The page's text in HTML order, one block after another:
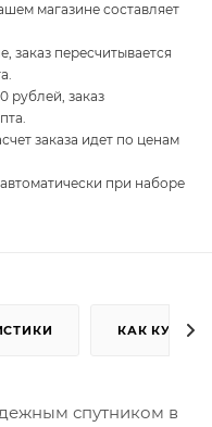
магазине составляет
заказ пересчитывается
рублей, заказ
заказа идет по ценам
при наборе
КАК КУПИТЬ
спутником в